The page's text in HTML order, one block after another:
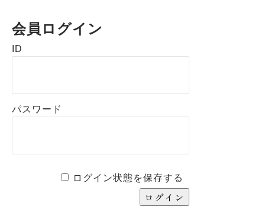
会員ログイン
ID
パスワード
ログイン状態を保存する